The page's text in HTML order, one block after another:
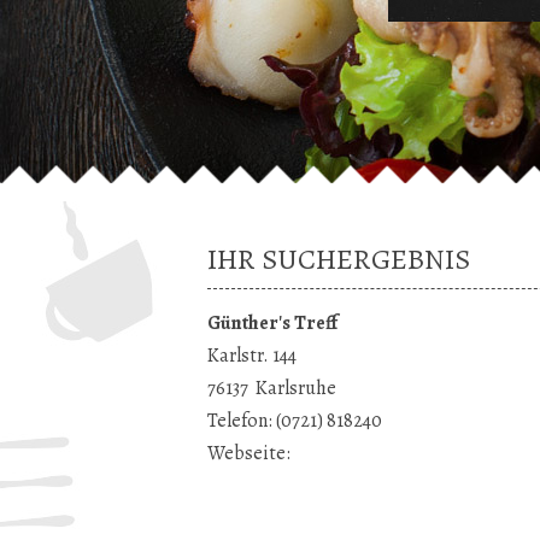
IHR SUCHERGEBNIS
Günther's Treff
Karlstr. 144
76137 Karlsruhe
Telefon:(0721) 818240
Webseite: